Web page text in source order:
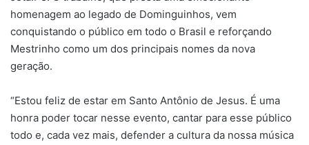
homenagem ao legado de Dominguinhos, vem
conquistando o público em todo o Brasil e reforçando
Mestrinho como um dos principais nomes da nova
geração.
“Estou feliz de estar em Santo Antônio de Jesus. É uma
honra poder tocar nesse evento, cantar para esse público
todo e, cada vez mais, defender a cultura da nossa música